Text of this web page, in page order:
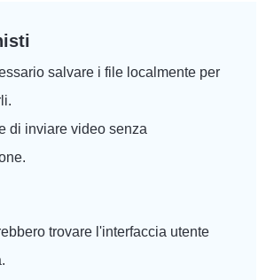
salvare i file localmente per
di inviare video senza
trovare l'interfaccia utente